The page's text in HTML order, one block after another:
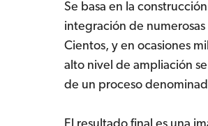
Se basa en la
integración de
Cientos, y en ocasiones
alto nivel de ampliación
de un proceso